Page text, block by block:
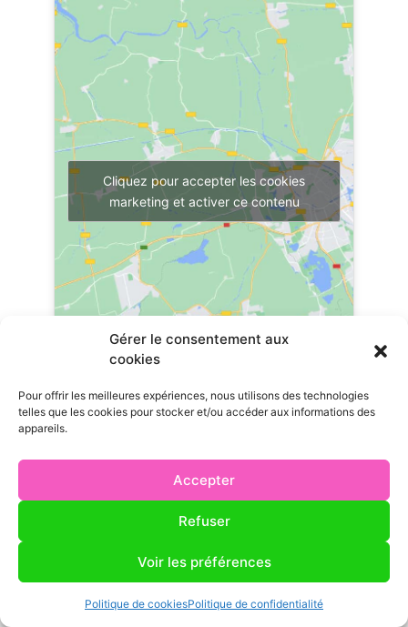
Gérer le consentement aux
cookies
Pour offrir les meilleures expériences, nous utilisons des technologies
telles que les cookies pour stocker et/ou accéder aux informations des
appareils.
Accepter
Refuser
Voir les préférences
Politique de cookiesPolitique de confidentialité
Cliquez pour accepter les cookies
marketing et activer ce contenu
Ville principale
Tirepied-sur-Sée